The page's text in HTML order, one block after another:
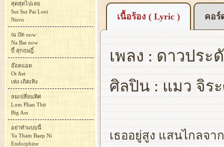
เนื้อร้อง ( Lyric ) คอร์
เพลง : ดาวประ
ศิลปิน : แมว จิร
เธออยู่สูง แสนไกลจา
สุดสุดไปเลย
Sut Sut Pai Loei
Nuvo
ณ บัด now
Na Bat now
บี้ สุกฤษฎิ์
อ๊อดแอด
Ot Aet
เท่ง เถิดเทิง
ลมเปลี่ยนทิศ
Lom Plian Thit
Big Ass
อย่าทำแบบนี้
Ya Tham Baep Ni
Endorphine